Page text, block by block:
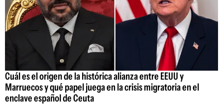
Cuál es el origen de la histórica alianza entre EEUU y
Marruecos y qué papel juega en la crisis migratoria en el
enclave español de Ceuta